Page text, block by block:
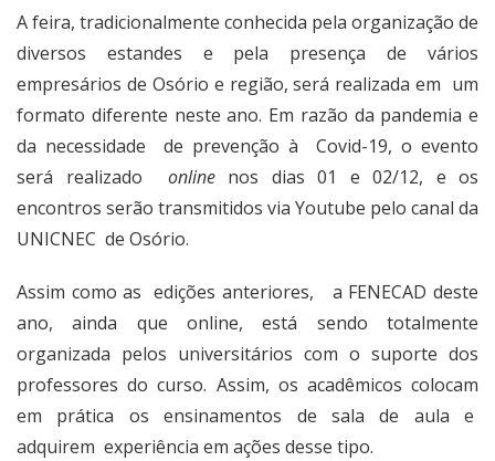
A feira, tradicionalmente conhecida pela organização de
diversos estandes e pela presença de vários
empresários de Osório e região, será realizada em um
formato diferente neste ano. Em razão da pandemia e
da necessidade de prevenção à Covid-19, o evento
será realizado onlinenos dias 01 e 02/12, e os
encontros serão transmitidos via Youtube pelo canal da
UNICNEC de Osório.
Assim como as edições anteriores, a FENECAD deste
ano, ainda que online, está sendo totalmente
organizada pelos universitários com o suporte dos
professores do curso. Assim, os acadêmicos colocam
em prática os ensinamentos de sala de aula e
adquirem experiência em ações desse tipo.